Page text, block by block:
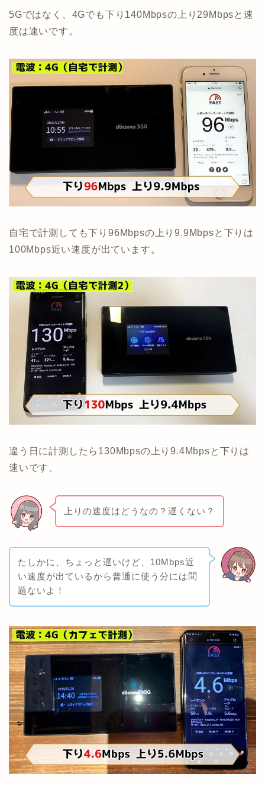
5Gではなく、4Gでも下り140Mbpsの上り29Mbpsと速
度は速いです。
自宅で計測しても下り96Mbpsの上り9.9Mbpsと下りは
100Mbps近い速度が出ています。
違う日に計測したら130Mbpsの上り9.4Mbpsと下りは
速いです。
上りの速度はどうなの？遅くない？
たしかに、ちょっと遅いけど、10Mbps近
い速度が出ているから普通に使う分には問
題ないよ！